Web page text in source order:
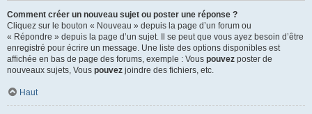
Comment créer un nouveau sujet ou poster une réponse ?
Cliquez sur le bouton « Nouveau » depuis la page d’un forum ou
« Répondre » depuis la page d’un sujet. Il se peut que vous ayez besoin d’être
enregistré pour écrire un message. Une liste des options disponibles est
affichée en bas de page des forums, exemple : Vous pouvez poster de
nouveaux sujets, Vous pouvez joindre des fichiers, etc.
Haut